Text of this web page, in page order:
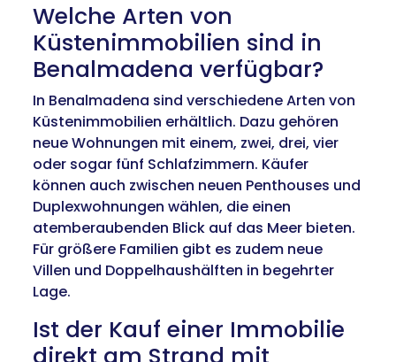
Welche Arten von
Küstenimmobilien sind in
Benalmadena verfügbar?
In Benalmadena sind verschiedene Arten von
Küstenimmobilien erhältlich. Dazu gehören
neue Wohnungen mit einem, zwei, drei, vier
oder sogar fünf Schlafzimmern. Käufer
können auch zwischen neuen Penthouses und
Duplexwohnungen wählen, die einen
atemberaubenden Blick auf das Meer bieten.
Für größere Familien gibt es zudem neue
Villen und Doppelhaushälften in begehrter
Lage.
Ist der Kauf einer Immobilie